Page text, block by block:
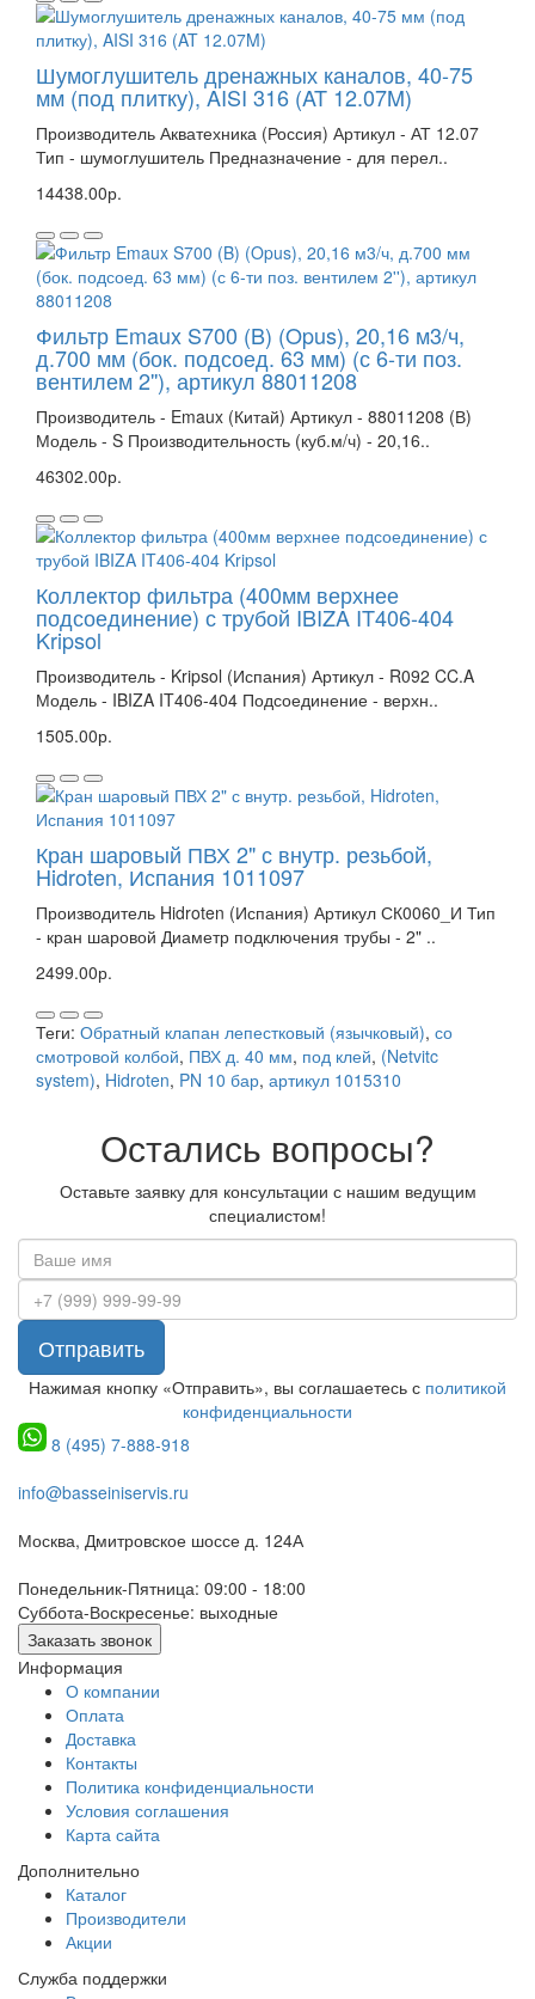
Шумоглушитель дренажных каналов, 40-75
мм (под плитку), AISI 316 (AT 12.07M)
Производитель Акватехника (Россия) Артикул - АТ 12.07
Тип - шумоглушитель Предназначение - для перел..
14438.00р.
Фильтр Emaux S700 (B) (Opus), 20,16 м3/ч,
д.700 мм (бок. подсоед. 63 мм) (с 6-ти поз.
вентилем 2''), артикул 88011208
Производитель - Emaux (Китай) Артикул - 88011208 (В)
Модель - S Производительность (куб.м/ч) - 20,16..
46302.00р.
Коллектор фильтра (400мм верхнее
подсоединение) с трубой IBIZA IT406-404
Kripsol
Производитель - Kripsol (Испания) Артикул - R092 CC.A
Модель - IBIZA IT406-404 Подсоединение - верхн..
1505.00р.
Кран шаровый ПВХ 2" с внутр. резьбой,
Hidroten, Испания 1011097
Производитель Hidroten (Испания) Артикул СК0060_И Тип
- кран шаровой Диаметр подключения трубы - 2" ..
2499.00р.
Теги: Обратный клапан лепестковый (язычковый), со
смотровой колбой, ПВХ д. 40 мм, под клей, (Netvitc
system), Hidroten, PN 10 бар, артикул 1015310
Остались вопросы?
Оставьте заявку для консультации с нашим ведущим
специалистом!
Отправить
Нажимая кнопку «Отправить», вы соглашаетесь с политикой
конфиденциальности
8 (495) 7-888-918
info@basseiniservis.ru
Москва, Дмитровское шоссе д. 124А
Понедельник-Пятница: 09:00 - 18:00
Суббота-Воскресенье: выходные
Заказать звонок
Информация
О компании
Оплата
Доставка
Контакты
Политика конфиденциальности
Условия соглашения
Карта сайта
Дополнительно
Каталог
Производители
Акции
Служба поддержки